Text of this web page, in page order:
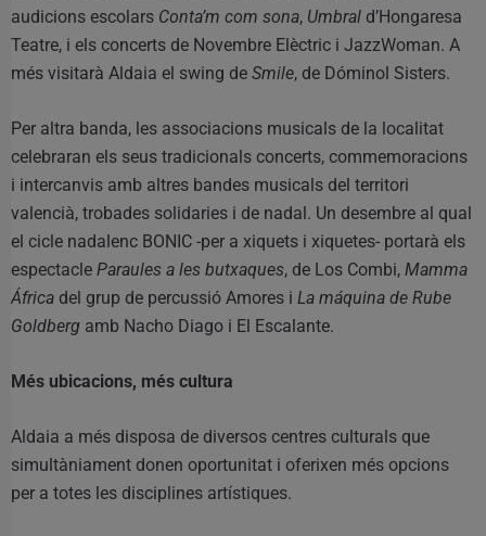
audicions escolars Conta’m com sona, Umbral d’Hongaresa
Teatre, i els concerts de Novembre Elèctric i JazzWoman. A
més visitarà Aldaia el swing de Smile, de Dóminol Sisters.
Per altra banda, les associacions musicals de la localitat
celebraran els seus tradicionals concerts, commemoracions
i intercanvis amb altres bandes musicals del territori
valencià, trobades solidaries i de nadal. Un desembre al qual
el cicle nadalenc BONIC -per a xiquets i xiquetes- portarà els
espectacle Paraules a les butxaques, de Los Combi, Mamma
África del grup de percussió Amores i La máquina de Rube
Goldberg amb Nacho Diago i El Escalante.
Més ubicacions, més cultura
Aldaia a més disposa de diversos centres culturals que
simultàniament donen oportunitat i oferixen més opcions
per a totes les disciplines artístiques.